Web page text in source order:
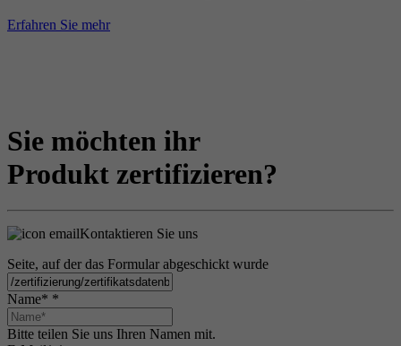
Erfahren Sie mehr
Sie möchten ihr
Produkt zertifizieren?
Kontaktieren Sie uns
Seite, auf der das Formular abgeschickt wurde
Name* *
Bitte teilen Sie uns Ihren Namen mit.